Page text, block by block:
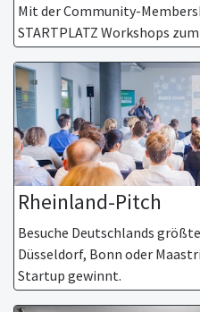
Mit der Community-
STARTPLATZ Workshops
Rheinland-Pitch
Besuche Deutschlands
Düsseldorf, Bonn oder
Startup gewinnt.